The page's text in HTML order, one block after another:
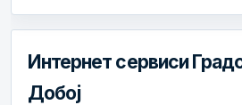
Интернет сервиси
Добој